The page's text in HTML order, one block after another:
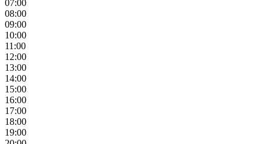
07:00
08:00
09:00
10:00
11:00
12:00
13:00
14:00
15:00
16:00
17:00
18:00
19:00